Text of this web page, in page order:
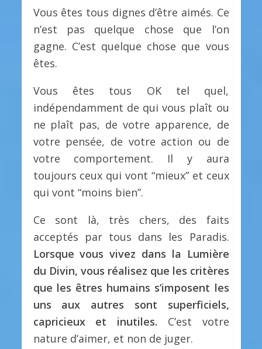
Vous êtes tous dignes d’être aimés. Ce
n’est pas quelque chose que l’on
gagne. C’est quelque chose que vous
êtes.
Vous êtes tous OK tel quel,
indépendamment de qui vous plaît ou
ne plaît pas, de votre apparence, de
votre pensée, de votre action ou de
votre comportement. Il y aura
toujours ceux qui vont “mieux” et ceux
qui vont “moins bien”.
Ce sont là, très chers, des faits
acceptés par tous dans les Paradis.
Lorsque vous vivez dans la Lumière
du Divin, vous réalisez que les critères
que les êtres humains s’imposent les
uns aux autres sont superficiels,
capricieux et inutiles. C’est votre
nature d’aimer, et non de juger.